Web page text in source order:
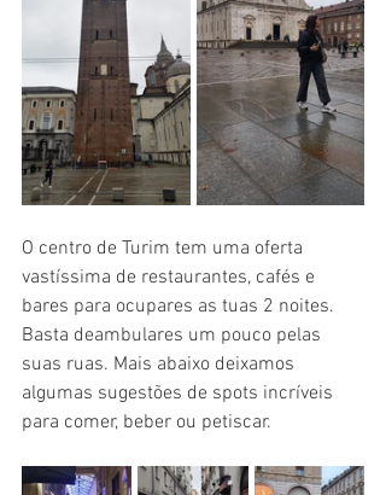
O centro de Turim tem uma oferta
vastíssima de restaurantes, cafés e
bares para ocupares as tuas 2 noites.
Basta deambulares um pouco pelas
suas ruas. Mais abaixo deixamos
algumas sugestões de spots incríveis
para comer, beber ou petiscar.